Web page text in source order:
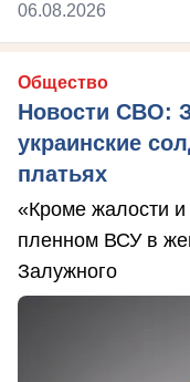
06.08.2026
Общество
Новости СВО:
украинские
платьях
«Кроме жалости
пленном ВСУ в
Залужного